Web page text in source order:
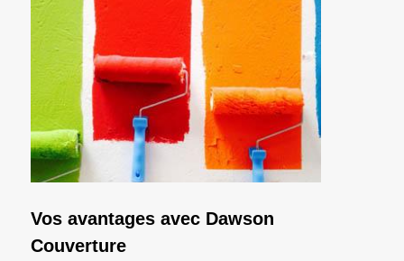
Vos avantages avec Dawson
Couverture